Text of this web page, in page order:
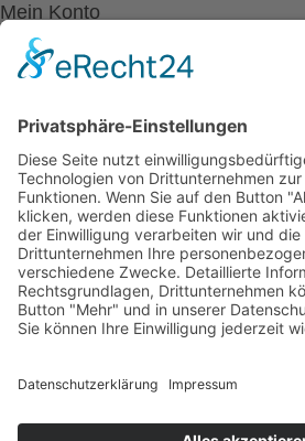
Mein Konto
Betriebsferien
Wir befinden uns vom
19.12.2025 bis einschließlich
in unseren Betriebsferien.
In dieser Zeit werden Anfragen
kann es zu Verzögerungen bei der
Beantwortung kommen.